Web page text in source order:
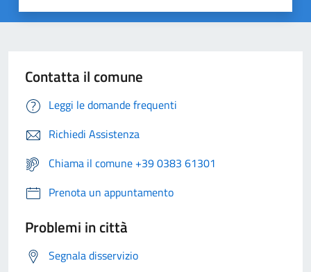
Contatta il comune
Leggi le domande frequenti
Richiedi Assistenza
Chiama il comune +39 0383 61301
Prenota un appuntamento
Problemi in città
Segnala disservizio